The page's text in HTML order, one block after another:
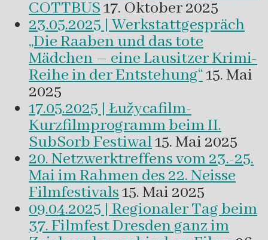
COTTBUS17. Oktober 2025
23.05.2025 | Werkstattgespräch
„Die Raaben und das tote
Mädchen – eine Lausitzer Krimi-
Reihe in der Entstehung“15. Mai
2025
17.05.2025 | Łužycafilm-
Kurzfilmprogramm beim II.
SubSorb Festiwal15. Mai 2025
20. Netzwerktreffens vom 23.-25.
Mai im Rahmen des 22. Neisse
Filmfestivals15. Mai 2025
09.04.2025 | Regionaler Tag beim
37. Filmfest Dresden ganz im